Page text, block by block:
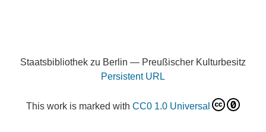
Staatsbibliothek zu Berlin — Preußischer Kulturbesitz
Persistent URL
This work is marked with CC0 1.0 Universal